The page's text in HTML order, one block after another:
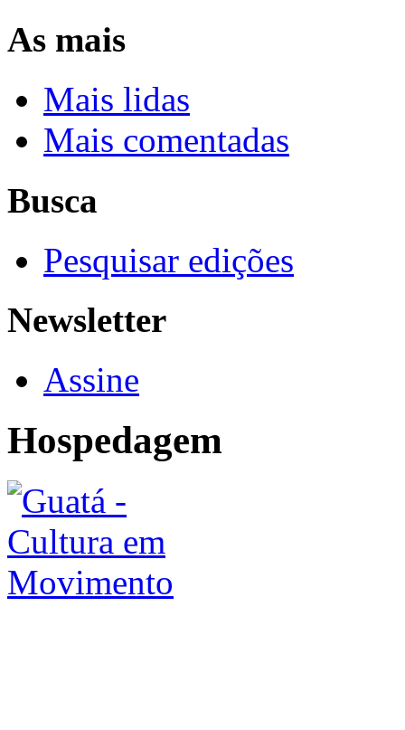
As mais
Mais lidas
Mais comentadas
Busca
Pesquisar edições
Newsletter
Assine
Hospedagem